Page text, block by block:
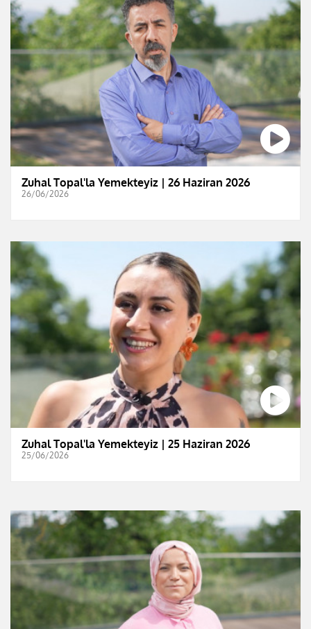
Zuhal Topal'la Yemekteyiz | 26 Haziran 2026
26/06/2026
Zuhal Topal'la Yemekteyiz | 25 Haziran 2026
25/06/2026